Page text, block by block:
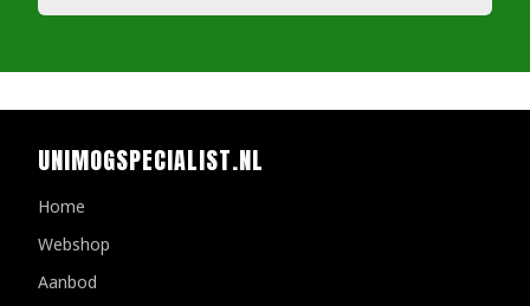
UNIMOGSPECIALIST.NL
Home
Webshop
Aanbod